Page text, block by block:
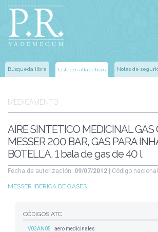
Búsqueda libre Listados alfabéticos Notas de
MEDICAMENTO
AIRE SINTETICO MEDICINAL
MESSER 200 BAR, GAS PARA
BOTELLA, 1 bala de gas de 40 l
Fecha de autorización: 09/07/2012 | Código
MESSER IBERICA DE GASES
CÓDIGOS ATC
V03AN05 aero medicinales